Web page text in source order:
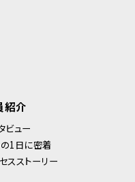
紹介
ビュー
1日に密着
スストーリー